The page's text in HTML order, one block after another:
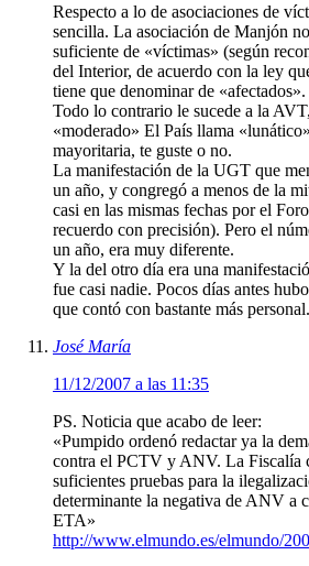
Respecto a lo de asociaciones de
sencilla. La asociación de Manjón
suficiente de «víctimas» (según
del Interior, de acuerdo con la ley
tiene que denominar de «afectados».
Todo lo contrario le sucede a la
«moderado» El País llama
mayoritaria, te guste o no.
La manifestación de la UGT que
un año, y congregó a menos de la
casi en las mismas fechas por el
recuerdo con precisión). Pero el
un año, era muy diferente.
Y la del otro día era una
fue casi nadie. Pocos días antes
que contó con bastante más personal.
José María
11/12/2007 a las 11:35
PS. Noticia que acabo de leer:
«Pumpido ordenó redactar ya la
contra el PCTV y ANV. La Fiscalía
suficientes pruebas para la
determinante la negativa de ANV a
ETA»
http://www.elmundo.es/elmundo/